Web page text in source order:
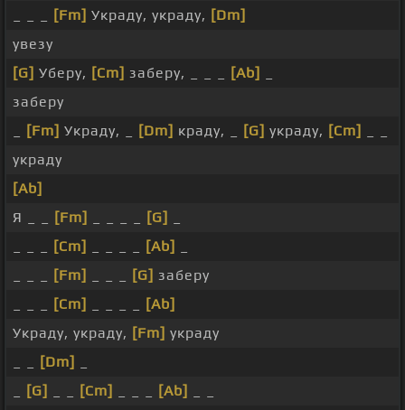
[Fm] Украду, украду, [Dm]
увезу
[G] Уберу, [Cm] заберу, _ _ _ [Ab]
заберу
[Fm] Украду, _ [Dm] краду, _ [G] украду, [Cm]
украду
[Ab]
Я _ _
[Fm] [G]
[Cm] [Ab]
[Fm] [G] заберу
[Cm]
[Ab]
Украду, украду, [Fm] украду
[Dm]
[G] [Cm] [Ab]